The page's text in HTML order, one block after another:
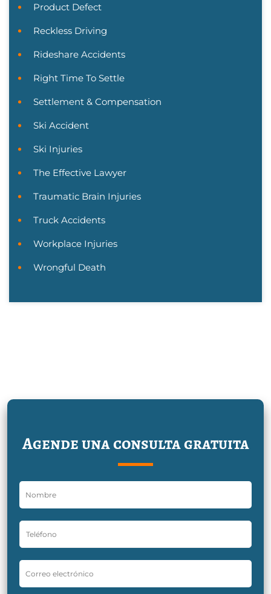
Product Defect
Reckless Driving
Rideshare Accidents
Right Time To Settle
Settlement & Compensation
Ski Accident
Ski Injuries
The Effective Lawyer
Traumatic Brain Injuries
Truck Accidents
Workplace Injuries
Wrongful Death
Agende una consulta gratuita